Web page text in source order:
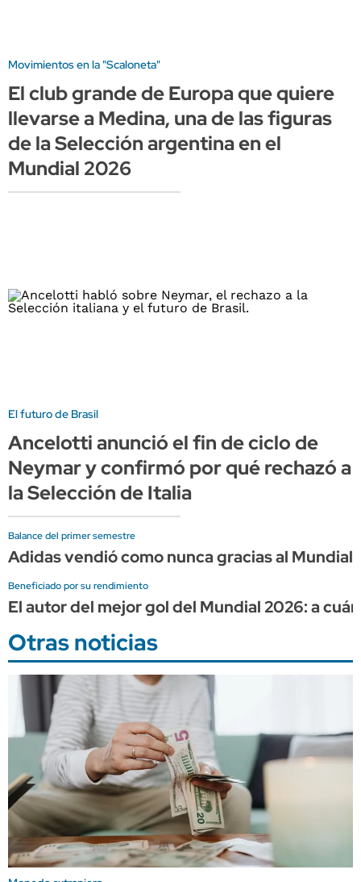
Movimientos en la "Scaloneta"
El club grande de Europa que quiere
llevarse a Medina, una de las figuras
de la Selección argentina en el
Mundial 2026
El futuro de Brasil
Ancelotti anunció el fin de ciclo de
Neymar y confirmó por qué rechazó a
la Selección de Italia
Balance del primer semestre
Adidas vendió como nunca gracias al
Beneficiado por su rendimiento
El autor del mejor gol del Mundial 2026: a
Otras noticias